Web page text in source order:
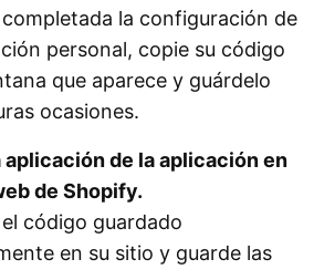
la configuración de
personal, copie su código
que aparece y guárdelo
ocasiones.
aplicación de la aplicación en
de Shopify.
código guardado
en su sitio y guarde las